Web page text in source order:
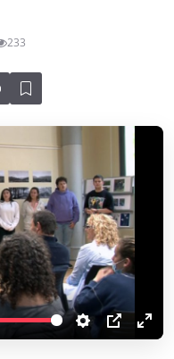
233
S
P
E